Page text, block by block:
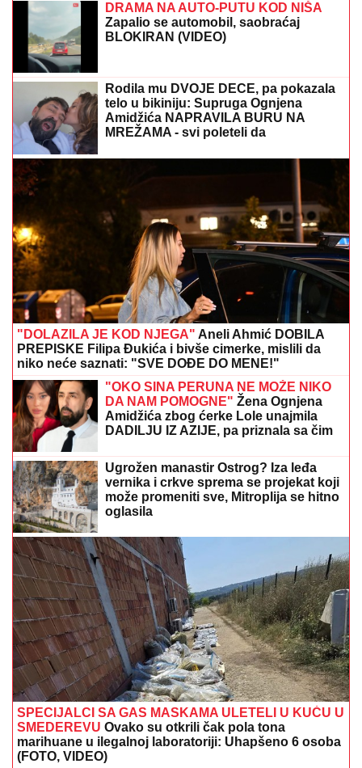
DRAMA NA AUTO-PUTU KOD NIŠA
Zapalio se automobil, saobraćaj
BLOKIRAN (VIDEO)
Rodila mu DVOJE DECE, pa pokazala
telo u bikiniju: Supruga Ognjena
Amidžića NAPRAVILA BURU NA
MREŽAMA - svi poleteli da
"DOLAZILA JE KOD NJEGA" Aneli Ahmić DOBILA
PREPISKE Filipa Đukića i bivše cimerke, mislili da
niko neće saznati: "SVE DOĐE DO MENE!"
"OKO SINA PERUNA NE MOŽE NIKO
DA NAM POMOGNE" Žena Ognjena
Amidžića zbog ćerke Lole unajmila
DADILJU IZ AZIJE, pa priznala sa čim
Ugrožen manastir Ostrog? Iza leđa
vernika i crkve sprema se projekat koji
može promeniti sve, Mitroplija se hitno
oglasila
SPECIJALCI SA GAS MASKAMA ULETELI U KUĆU U
SMEDEREVU Ovako su otkrili čak pola tona
marihuane u ilegalnoj laboratoriji: Uhapšeno 6 osoba
(FOTO, VIDEO)